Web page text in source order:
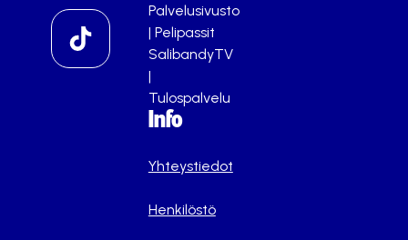
Palvelusivusto
| Pelipassit
SalibandyTV
|
Tulospalvelu
Info
Yhteystiedot
Henkilöstö